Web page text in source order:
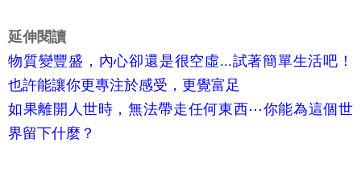
延伸閱讀
物質變豐盛，內心卻還是很空虛...試著簡單生活吧！
也許能讓你更專注於感受，更覺富足
如果離開人世時，無法帶走任何東西⋯你能為這個世
界留下什麼？